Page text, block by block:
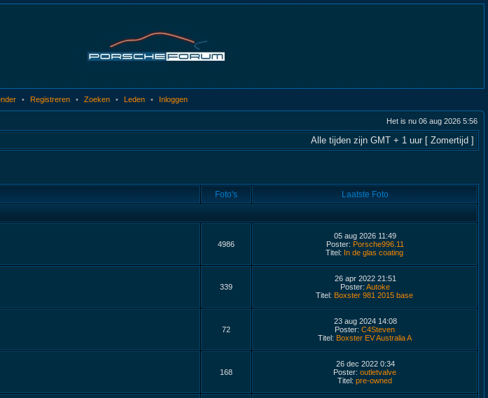
• Registreren • Zoeken • Leden • Inloggen
Het is nu 06 aug 2026 5:56
Alle tijden zijn GMT + 1 uur [ Zomertijd ]
Foto's Laatste Foto
4986
05 aug 2026 11:49
Poster: Porsche996.11
Titel: In de glas coating
339
26 apr 2022 21:51
Poster: Autoke
Titel: Boxster 981 2015 base
72
23 aug 2024 14:08
Poster: C4Steven
Titel: Boxster EV Australia A
168
26 dec 2022 0:34
Poster: outletvalve
Titel: pre-owned